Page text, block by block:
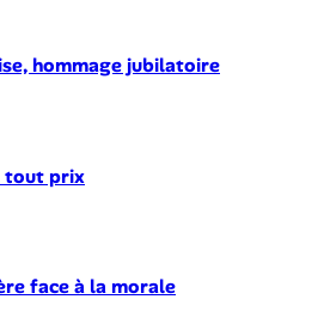
hommage jubilatoire
tout prix
face à la morale